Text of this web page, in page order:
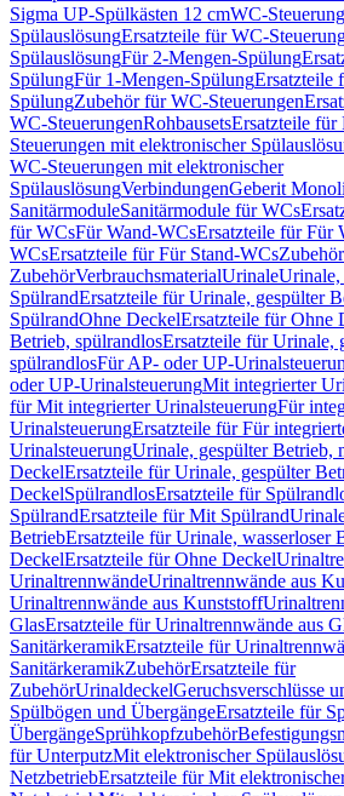
Sigma UP-Spülkästen 12 cmWC-
SpülauslösungErsatzteile für WC-
SpülauslösungFür 2-Mengen-Spülung
SpülungFür 1-Mengen-SpülungErsatzteile
SpülungZubehör für WC-Steuerungen
WC-SteuerungenRohbausetsErsatzteile für
Steuerungen mit elektronischer
WC-Steuerungen mit elektronischer
SpülauslösungVerbindungenGeberit
SanitärmoduleSanitärmodule für WCs
für WCsFür Wand-WCsErsatzteile für Für
WCsErsatzteile für Für Stand-WCsZubehör
ZubehörVerbrauchsmaterialUrinaleUrinale,
SpülrandErsatzteile für Urinale, gespülter
SpülrandOhne DeckelErsatzteile für Ohne
Betrieb, spülrandlosErsatzteile für Urinale,
spülrandlosFür AP- oder UP-
oder UP-UrinalsteuerungMit integrierter
für Mit integrierter UrinalsteuerungFür
UrinalsteuerungErsatzteile für Für
UrinalsteuerungUrinale, gespülter Betrieb,
DeckelErsatzteile für Urinale, gespülter
DeckelSpülrandlosErsatzteile für
SpülrandErsatzteile für Mit Spülrand
BetriebErsatzteile für Urinale, wasserloser
DeckelErsatzteile für Ohne Deckel
UrinaltrennwändeUrinaltrennwände aus
Urinaltrennwände aus Kunststoff
GlasErsatzteile für Urinaltrennwände aus
SanitärkeramikErsatzteile für
SanitärkeramikZubehörErsatzteile für
ZubehörUrinaldeckelGeruchsverschlüsse
Spülbögen und ÜbergängeErsatzteile für
ÜbergängeSprühkopfzubehör
für UnterputzMit elektronischer
NetzbetriebErsatzteile für Mit